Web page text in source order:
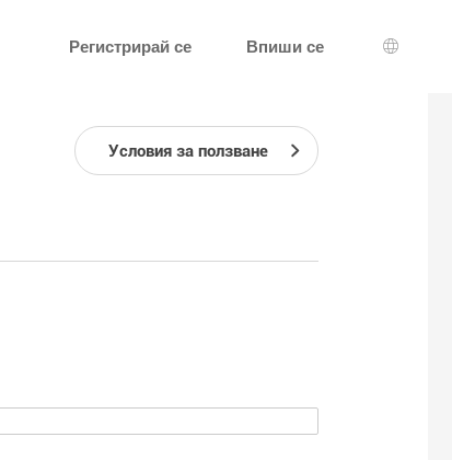
Регистрирай се Впиши се
Избор
Условия за ползване